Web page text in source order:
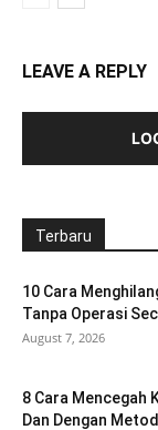
LEAVE A REPLY
Terbaru
10 Cara
Tanpa Operasi
August 7, 2026
8 Cara Mencegah
Dan Dengan